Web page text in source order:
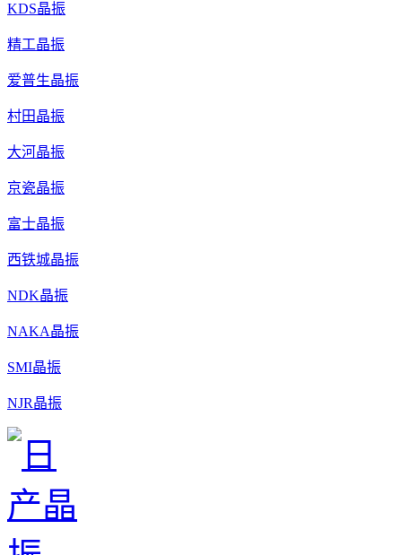
KDS晶振
精工晶振
爱普生晶振
村田晶振
大河晶振
京瓷晶振
富士晶振
西铁城晶振
NDK晶振
NAKA晶振
SMI晶振
NJR晶振